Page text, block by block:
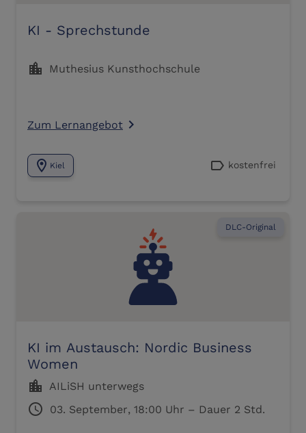
KI - Sprechstunde
location_city Muthesius Kunsthochschule
Zum Lernangebot navigate_next
location_on Kiel label kostenfrei
DLC-Original
KI im Austausch: Nordic Business
Women
location_city AILiSH unterwegs
schedule
03. September, 18:00 Uhr – Dauer 2 Std.